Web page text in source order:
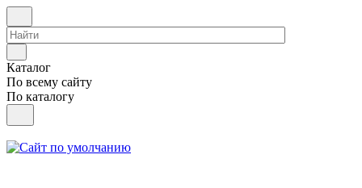
Каталог
По всему сайту
По каталогу